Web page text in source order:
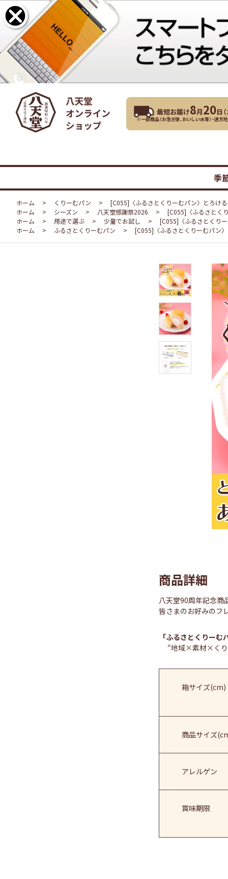
最短お届け8月20日（
※一部商品（お急ぎ便、おいしい水等）・遠方
季
ホーム > くりーむパン >
[C055]〈ふるさとくりーむパン〉とろけ
ホーム
> シーズン > 八天堂感謝祭2026 >
[C055]〈ふるさとく
ホーム
> 用途で選ぶ > 少量でお試し >
[C055]〈ふるさとくり
ホーム
> ふるさとくりーむパン > [C055]〈ふるさとくりーむパン
商品詳細
八天堂90周年記念商
皆さまのお好みのフ
「ふるさとくりーむ
“地域×素材×くり
箱サイズ(cm)
商品サイズ
アレルゲン
賞味期限